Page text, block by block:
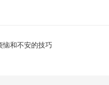
恼和不安的技巧